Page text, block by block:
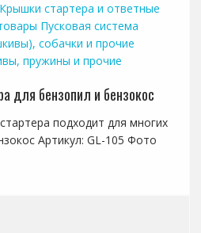
Крышки стартера и ответные
Пусковая система
собачки и прочие
пружины и прочие
для бензопил и бензокос
подходит для многих
Артикул: GL-105 Фото